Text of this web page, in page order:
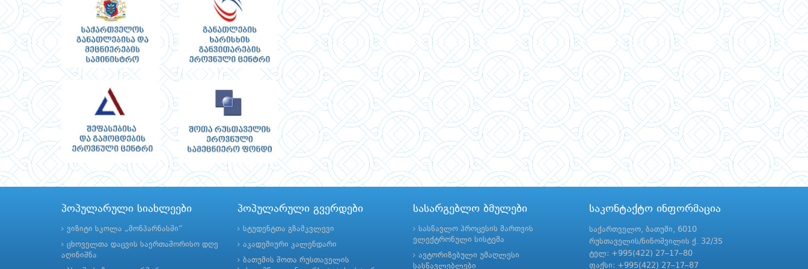
პოპულარული სიახლეები
ვიზიტი სკოლა „მონპარნასში“
ცხოველთა დაცვის საერთაშორისო დღე
აღინიშნა
პოპულარული გვერდები
სტუდენტთა გზამკვლევი
აკადემიური კალენდარი
ბათუმის შოთა რუსთაველის
სასარგებლო ბმულები
სასწავლო პროცესის მართვის
ელექტრონული სისტემა
ავტორიზებული უმაღლესი
სასწავლებლები
საკონტაქტო ინფორმაცია
საქართველო, ბათუმი, 6010
რუსთაველის/ნინოშვილის ქ. 32/35
ტელ: +995(422) 27–17–80
ფაქსი: +995(422) 27–17–87